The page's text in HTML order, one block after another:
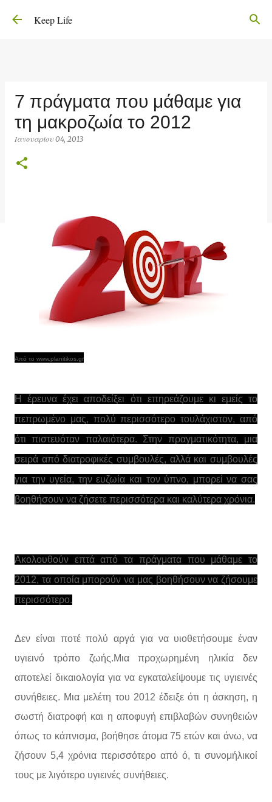
Μετάβαση στο κύριο περιεχόμενο
Keep Life
7 πράγματα που μάθαμε για
τη μακροζωία το 2012
Ιανουαρίου 04, 2013
Από το www.planitikos.gr
H έρευνα έχει αποδείξει ότι επηρεάζουμε κι εμείς το
πεπρωμένο μας, πολύ περισσότερο τουλάχιστον, από
ότι πιστευόταν παλαιότερα. Στην πραγματικότητα, μια
σειρά από διατροφικές συμβουλές, αλλά και συμβουλές
για την υγεία, την ευζωία και τον ύπνο, μπορεί να σας
βοηθήσουν να ζήσετε περισσότερα και καλύτερα χρόνια.
Ακολουθούν επτά από τα πράγματα που μάθαμε το
2012, τα οποία μπορούν να μας βοηθήσουν να ζήσουμε
περισσότερο.
Δεν είναι ποτέ πολύ αργά για να υιοθετήσουμε έναν
υγιεινό τρόπο ζωής.Μια προχωρημένη ηλικία δεν
αποτελεί δικαιολογία για να εγκαταλείψουμε τις υγιεινές
συνήθειες. Μια μελέτη του 2012 έδειξε ότι η άσκηση, η
σωστή διατροφή και η αποφυγή επιβλαβών συνηθειών
όπως το κάπνισμα, βοήθησε άτομα 75 ετών και άνω, να
ζήσουν 5,4 χρόνια περισσότερο από ό, τι συνομήλικοί
τους με λιγότερο υγιεινές συνήθειες.